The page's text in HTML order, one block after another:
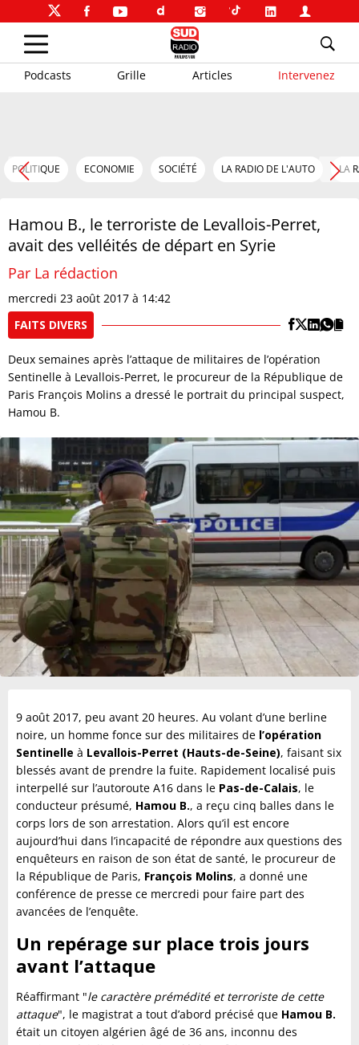
Podcasts Grille Articles Intervenez
POLITIQUE ECONOMIE SOCIÉTÉ LA RADIO DE L'AUTO LA
Hamou B., le terroriste de Levallois-Perret,
avait des velléités de départ en Syrie
Par La rédaction
mercredi 23 août 2017 à 14:42
FAITS DIVERS
Deux semaines après l’attaque de militaires de l’opération
Sentinelle à Levallois-Perret, le procureur de la République de
Paris François Molins a dressé le portrait du principal suspect,
Hamou B.
9 août 2017, peu avant 20 heures. Au volant d’une berline
noire, un homme fonce sur des militaires de l’opération
Sentinelle à Levallois-Perret (Hauts-de-Seine), faisant six
blessés avant de prendre la fuite. Rapidement localisé puis
interpellé sur l’autoroute A16 dans le Pas-de-Calais, le
conducteur présumé, Hamou B., a reçu cinq balles dans le
corps lors de son arrestation. Alors qu’il est encore
aujourd’hui dans l’incapacité de répondre aux questions des
enquêteurs en raison de son état de santé, le procureur de
la République de Paris, François Molins, a donné une
conférence de presse ce mercredi pour faire part des
avancées de l’enquête.
Un repérage sur place trois jours
avant l’attaque
Réaffirmant "le caractère prémédité et terroriste de cette
attaque", le magistrat a tout d’abord précisé que Hamou B.
était un citoyen algérien âgé de 36 ans, inconnu des